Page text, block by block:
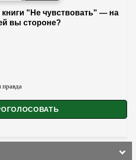
книги "Не чувствовать" — на
вы стороне?
правда